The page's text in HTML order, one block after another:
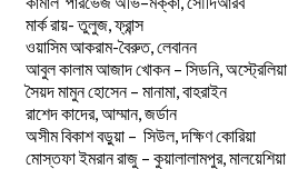
মার্ক রায়- তুলুজ, ফ্রান্স
ওয়াসিম আকরাম-বৈরুত, লেবানন
আবুল কালাম আজাদ খোকন – সিডনি, অস্ট্রেলিয়া
সৈয়দ মামুন হোসেন – মানামা, বাহরাইন
রাশেদ কাদের, আম্মান, জর্ডান
অসীম বিকাশ বড়ুয়া – সিউল, দক্ষিণ কোরিয়া
মোস্তফা ইমরান রাজু – কুয়ালালামপুর, মালয়েশিয়া